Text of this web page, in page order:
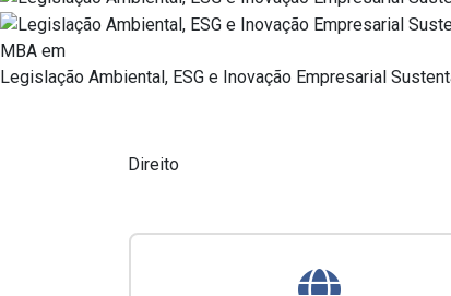
MBA em
Legislação Ambiental, ESG e Inovação Empresarial
Direito